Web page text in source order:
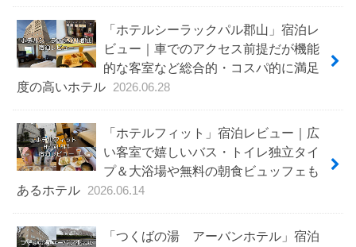
「ホテルシーラックパル郡山」宿泊レ
ビュー｜車でのアクセス前提だが機能
的な客室など総合的・コスパ的に満足
度の高いホテル
2026.06.28
「ホテルフィット」宿泊レビュー｜広
い客室で嬉しいバス・トイレ独立タイ
プ＆大浴場や無料の朝食ビュッフェも
あるホテル
2026.06.14
「つくばの湯 アーバンホテル」宿泊